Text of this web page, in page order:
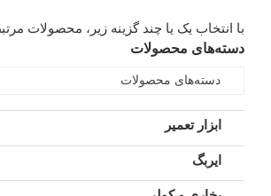
با انتخاب یک یا چند گزینه زیر، محصولات
دسته‌های محصولات
دسته‌های محصولات
ابزار تعمیر
ایربگ